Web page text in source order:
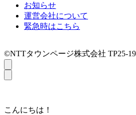
お知らせ
運営会社について
緊急時はこちら
©NTTタウンページ株式会社 TP25-
こんにちは！